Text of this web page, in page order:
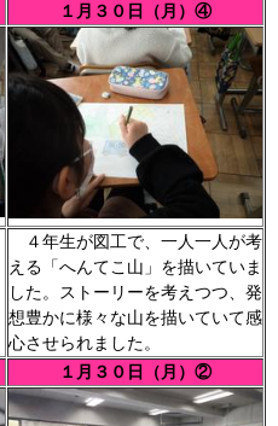
１月３０日（月）④
４年生が図工で、一人一人が考
える「へんてこ山」を描いていま
した。ストーリーを考えつつ、発
想豊かに様々な山を描いていて感
心させられました。
１月３０日（月）②